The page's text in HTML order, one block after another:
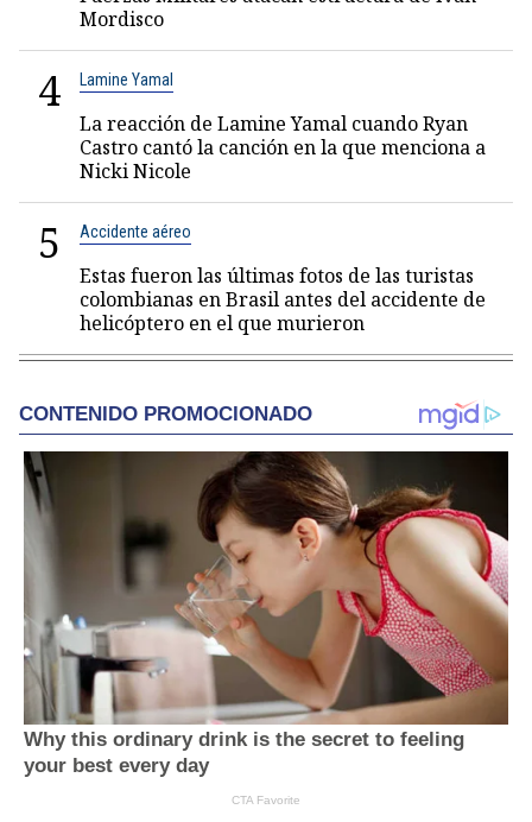
Mordisco
4 Lamine Yamal
La reacción de Lamine Yamal cuando Ryan
Castro cantó la canción en la que menciona a
Nicki Nicole
5 Accidente aéreo
Estas fueron las últimas fotos de las turistas
colombianas en Brasil antes del accidente de
helicóptero en el que murieron